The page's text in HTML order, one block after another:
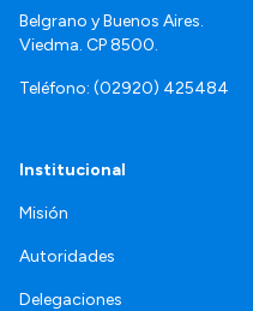
Belgrano y Buenos Aires.
Viedma. CP 8500.
Teléfono: (02920) 425484
Institucional
Misión
Autoridades
Delegaciones